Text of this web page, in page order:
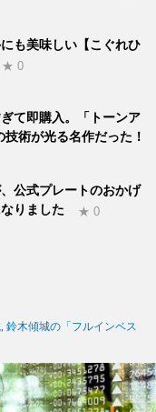
も美味しい【こぐれひ
★ 0
て即購入。「トーンア
術が光る名作だった！
公式プレートのおかげ
りました
★ 0
鈴木傾城の「フルインベス